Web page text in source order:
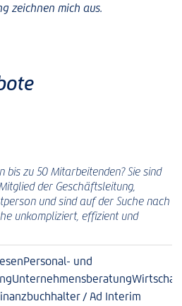
zeichnen mich aus.
bis zu 50 Mitarbeitenden? Sie sind
der Geschäftsleitung,
und sind auf der Suche nach
unkompliziert, effizient und
Personal- und
Unternehmensberatung
/ Ad Interim